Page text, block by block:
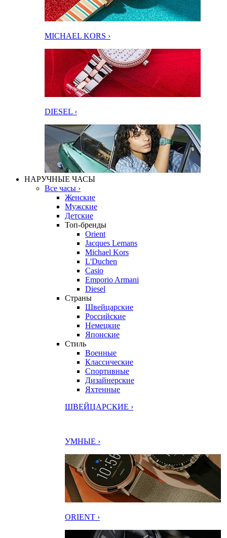
MICHAEL KORS ›
DIESEL ›
НАРУЧНЫЕ ЧАСЫ
Все часы ›
Женские
Мужские
Детские
Топ-бренды
Orient
Jacques Lemans
Michael Kors
L'Duchen
Casio
Emporio Armani
Diesel
Страны
Швейцарские
Российские
Немецкие
Японские
Стиль
Военные
Классические
Спортивные
Дизайнерские
Яхтенные
ШВЕЙЦАРСКИЕ ›
УМНЫЕ ›
ORIENT ›